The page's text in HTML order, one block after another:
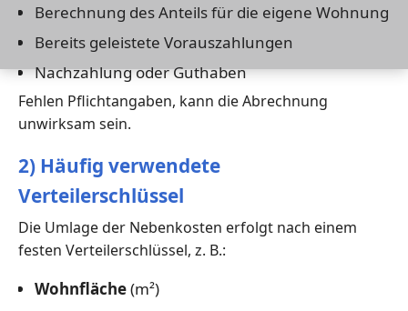
Berechnung des Anteils für die eigene Wohnung
Bereits geleistete Vorauszahlungen
Nachzahlung oder Guthaben
Fehlen Pflichtangaben, kann die Abrechnung
unwirksam sein.
2) Häufig verwendete
Verteilerschlüssel
Die Umlage der Nebenkosten erfolgt nach einem
festen Verteilerschlüssel, z. B.:
Wohnfläche(m²)